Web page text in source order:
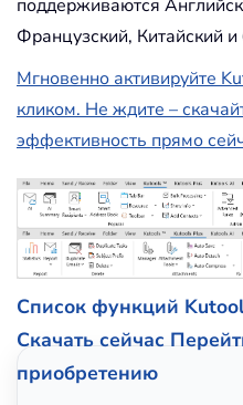
поддерживаются
Французский, Китайский
Мгновенно активируйте
кликом. Не ждите –
эффективность прямо
Список функций
Скачать сейчас
приобретению